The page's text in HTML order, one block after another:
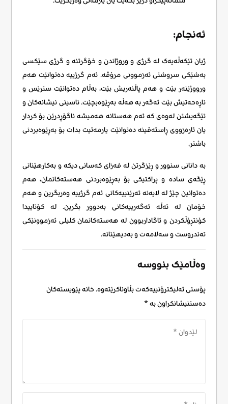
ئەنجام:
ژیان تێکەڵەیەک لە گرژی و وروژاندن و خۆگرتنە و گرژی سێکسی
بەشێکی سروشتی ئەزموونی مرۆڤە. ئەم گرژییە دەتوانێت هەم
ورووژێنەر بێت و هەم پاڵنەریش بێت، بەڵام دەتوانێت سترێس و
ناڕەحەتیش بێت ئەگەر بە هەڵە بەڕێوەبچێت. ناسینی نیشانەکان و
تێگەیشتن لەوەی کە ئەم هەستانە هەمیشە ناگۆڕدرێن بۆ کردار
یان ئارەزووی ڕاستەقینە دەتوانێت یارمەتیت بدات بۆ بەڕێوەبردنی
باشتر.
بە دانانی سنوور و ڕێزگرتن لە فەزای کەسانی دیکە و بەکارهێنانی
ڕێگەی سادە و پراکتیکی بۆ بەڕێوەبردنی هەستەکانمان، هەم
دەتوانین چێژ لە لایەنە ئەرێنییەکانی ئەم گرژییە وەربگرین و هەم
خۆمان لە تەڵە ئەگەرییەکانی بەدوور بگرین. لە کۆتاییدا
کۆنتڕۆڵکردن و ئاگاداربوون لە هەستەکانمان کلیلی ئەزموونێکی
تەندروست و سەلامەت و بەدیهێنانە.
وەڵامێک بنووسە
پۆستی ئەلیکترۆنییەکەت بڵاوناکرێتەوە.خانە پێویستەکان
دەستنیشانکراون بە*